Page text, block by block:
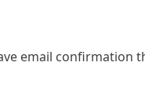
email confirmation